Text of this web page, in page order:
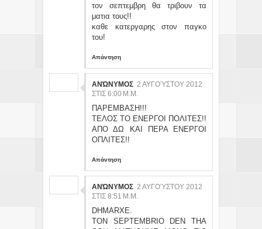
τον σεπτεμβρη θα τριβουν τα
ματια τους!!
καθε κατεργαρης στον παγκο
του!
Απάντηση
ΑΝΏΝΥΜΟΣ 2 ΑΥΓΟΎΣΤΟΥ 2012
ΣΤΙΣ 6:00 Μ.Μ.
ΠΑΡΕΜΒΑΣΗ!!!
ΤΕΛΟΣ ΤΟ ΕΝΕΡΓΟΙ ΠΟΛΙΤΕΣ!!
ΑΠΟ ΔΩ ΚΑΙ ΠΕΡΑ ΕΝΕΡΓΟΙ
ΟΠΛΙΤΕΣ!!
Απάντηση
ΑΝΏΝΥΜΟΣ 2 ΑΥΓΟΎΣΤΟΥ 2012
ΣΤΙΣ 8:51 Μ.Μ.
DHMARXE.
TON SEPTEMBRIO DEN THA